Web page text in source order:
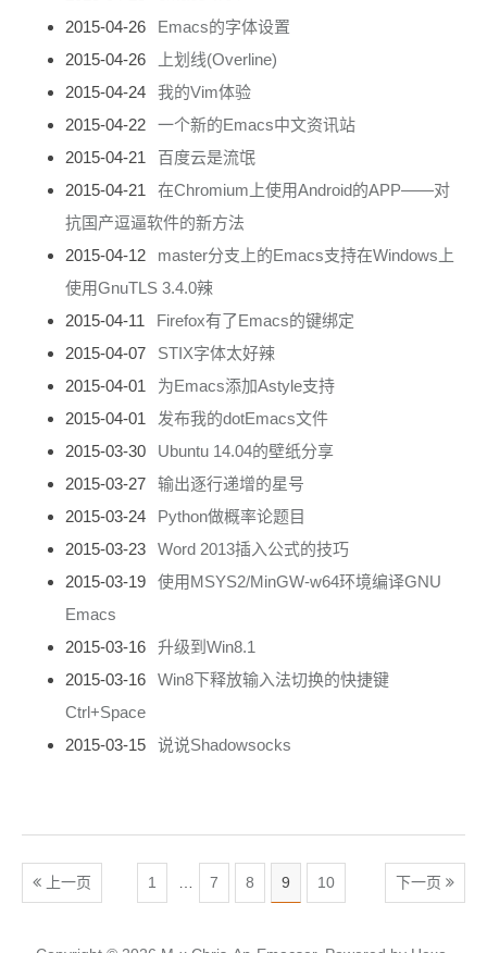
2015-04-26
Emacs的字体设置
2015-04-26
上划线(Overline)
2015-04-24
我的Vim体验
2015-04-22
一个新的Emacs中文资讯站
2015-04-21
百度云是流氓
2015-04-21
在Chromium上使用Android的APP——对
抗国产逗逼软件的新方法
2015-04-12
master分支上的Emacs支持在Windows上
使用GnuTLS 3.4.0辣
2015-04-11
Firefox有了Emacs的键绑定
2015-04-07
STIX字体太好辣
2015-04-01
为Emacs添加Astyle支持
2015-04-01
发布我的dotEmacs文件
2015-03-30
Ubuntu 14.04的壁纸分享
2015-03-27
输出逐行递增的星号
2015-03-24
Python做概率论题目
2015-03-23
Word 2013插入公式的技巧
2015-03-19
使用MSYS2/MinGW-w64环境编译GNU
Emacs
2015-03-16
升级到Win8.1
2015-03-16
Win8下释放输入法切换的快捷键
Ctrl+Space
2015-03-15
说说Shadowsocks
上一页 1 7 8 9 10 下一页